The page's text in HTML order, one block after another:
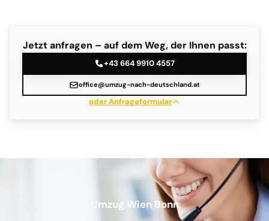
Jetzt anfragen – auf dem Weg, der Ihnen passt:
+43 664 9910 4557
office@umzug-nach-deutschland.at
oder Anfrageformular
Umzug Wien Bonn